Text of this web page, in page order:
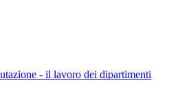
- il lavoro dei dipartimenti